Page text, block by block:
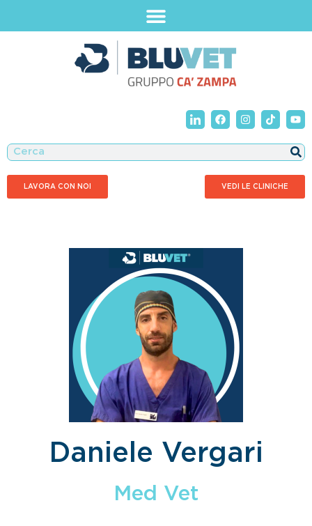
LAVORA CON NOI VEDI LE CLINICHE
Daniele Vergari
Med Vet